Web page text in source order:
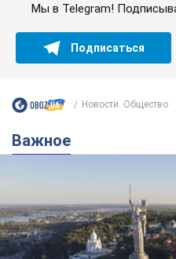
Мы в Telegram!
Подписаться
Новости. Общество
Важное